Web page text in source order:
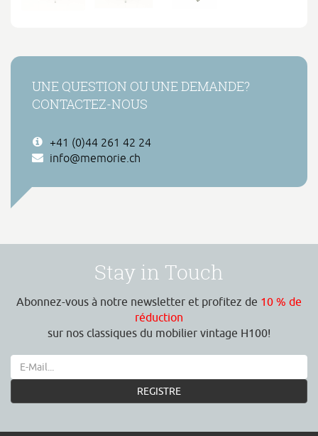
UNE QUESTION OU UNE DEMANDE?
CONTACTEZ-NOUS
+41 (0)44 261 42 24
info@memorie.ch
Stay in Touch
Abonnez-vous à notre newsletter et profitez de 10 % de
réduction
sur nos classiques du mobilier vintage H100!
REGISTRE